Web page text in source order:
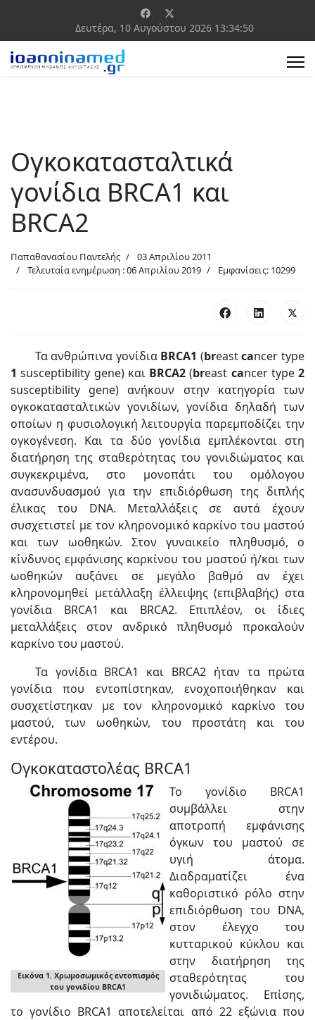
Δευτέρα, 10 Αυγούστου 2026 13:34:50
Ογκοκατασταλτικά
γονίδια BRCA1 και
BRCA2
Παπαθανασίου Παντελής
03 Απριλίου 2011
Τελευταία ενημέρωση : 06 Απριλίου 2019
Εμφανίσεις: 10299
Τα ανθρώπινα γονίδια BRCA1 (breastcancer type
1 susceptibility gene) και BRCA2 (breast cancer type 2
susceptibility gene) ανήκουν στην κατηγορία των
ογκοκατασταλτικών γονιδίων, γονίδια δηλαδή των
οποίων η φυσιολογική λειτουργία παρεμποδίζει την
ογκογένεση. Και τα δύο γονίδια εμπλέκονται στη
διατήρηση της σταθερότητας του γονιδιώματος και
συγκεκριμένα, στο μονοπάτι του ομόλογου
ανασυνδυασμού για την επιδιόρθωση της διπλής
έλικας του DNA. Μεταλλάξεις σε αυτά έχουν
συσχετιστεί με τον κληρονομικό καρκίνο του μαστού
και των ωοθηκών. Στον γυναικείο πληθυσμό, ο
κίνδυνος εμφάνισης καρκίνου του μαστού ή/και των
ωοθηκών αυξάνει σε μεγάλο βαθμό αν έχει
κληρονομηθεί μετάλλαξη έλλειψης (επιβλαβής) στα
γονίδια BRCA1 και BRCA2. Επιπλέον, οι ίδιες
μεταλλάξεις στον ανδρικό πληθυσμό προκαλούν
καρκίνο του μαστού.
Τα γονίδια BRCA1 και BRCA2 ήταν τα πρώτα
γονίδια που εντοπίστηκαν, ενοχοποιήθηκαν και
συσχετίστηκαν με τον κληρονομικό καρκίνο του
μαστού, των ωοθηκών, του προστάτη και του
εντέρου.
Ογκοκαταστολέας BRCA1
Εικόνα 1. Χρωμοσωμικός εντοπισμός
του γονιδίου BRCA1
Το γονίδιο BRCA1
συμβάλλει στην
αποτροπή εμφάνισης
όγκων του μαστού σε
υγιή άτομα.
Διαδραματίζει ένα
καθοριστικό ρόλο στην
επιδιόρθωση του DNA,
στον έλεγχο του
κυτταρικού κύκλου και
στην διατήρηση της
σταθερότητας του
γονιδιώματος. Επίσης,
το γονίδιο BRCA1 αποτελείται από 22 εξώνια που